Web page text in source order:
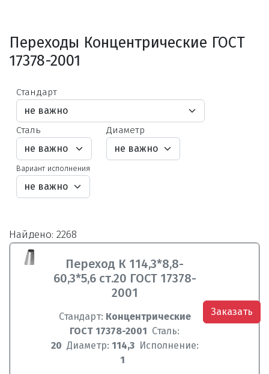
Переходы Концентрические ГОСТ
17378-2001
Стандарт
Сталь Диаметр
Вариант исполнения
Найдено: 2268
Переход К 114,3*8,8-
60,3*5,6 ст.20 ГОСТ 17378-
2001
Стандарт: Концентрические
ГОСТ 17378-2001 Сталь:
20 Диаметр: 114,3 Исполнение:
1
Заказать